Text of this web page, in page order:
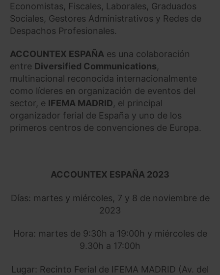
Economistas, Fiscales, Laborales, Graduados
Sociales, Gestores Administrativos y Redes de
Despachos Profesionales.
ACCOUNTEX ESPAÑA es una colaboración
entre Diversified Communications,
multinacional reconocida internacionalmente
como líderes en organización de eventos del
sector, e IFEMA MADRID, el principal
organizador ferial de España y uno de los
primeros centros de convenciones de Europa.
ACCOUNTEX ESPAÑA 2023
Días: martes y miércoles, 7 y 8 de noviembre de
2023
Hora: martes de 9:30h a 19:00h y miércoles de
9.30h a 17:00h
Lugar: Recinto Ferial de IFEMA MADRID (Av. del